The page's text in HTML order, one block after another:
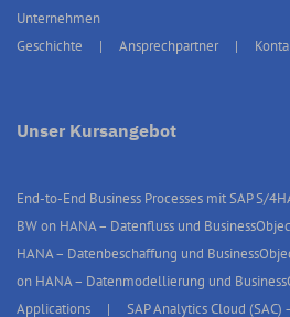
Unternehmen
Geschichte
Ansprechpartner
Unser Kursangebot
End-to-End Business Processes mit SAP S/
BW on HANA – Datenfluss und
HANA – Datenbeschaffung und
on HANA – Datenmodellierung und
Applications
SAP Analytics Cloud